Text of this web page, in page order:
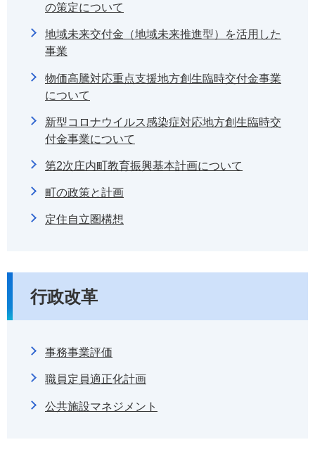
の策定について
地域未来交付金（地域未来推進型）を活用した
事業
物価高騰対応重点支援地方創生臨時交付金事業
について
新型コロナウイルス感染症対応地方創生臨時交
付金事業について
第2次庄内町教育振興基本計画について
町の政策と計画
定住自立圏構想
行政改革
事務事業評価
職員定員適正化計画
公共施設マネジメント